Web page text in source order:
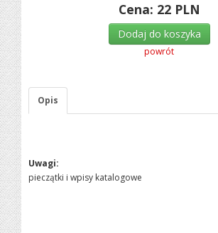
Cena: 22 PLN
Dodaj do koszyka
powrót
Opis
Uwagi:
pieczątki i wpisy katalogowe